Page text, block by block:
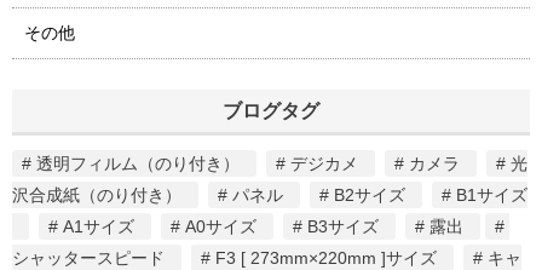
その他
ブログタグ
透明フィルム（のり付き） デジカメ カメラ
光
沢合成紙（のり付き）
パネル B2サイズ
B1サイズ
A1サイズ
A0サイズ B3サイズ
露出
シャッタースピード
F3 [ 273mm×220mm ]サイズ
キャ